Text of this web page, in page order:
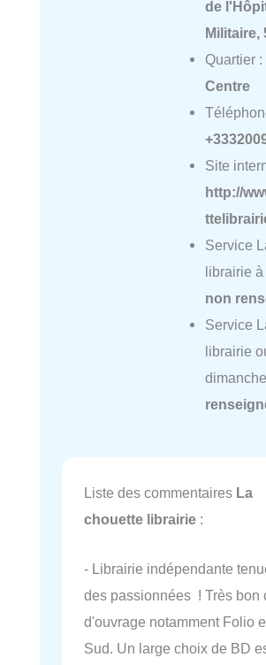
de
Militaire,
Quartier :
Centre
Site
http://
Service
librairie
non
Service
librairie
Liste des commentaires La
chouette librairie :
- Librairie indépendante
des passionnées ! Très bon
d'ouvrage notamment Folio
Sud. Un large choix de BD